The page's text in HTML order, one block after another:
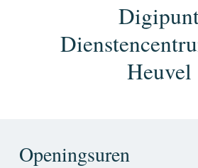
Heuvel
Openingsuren